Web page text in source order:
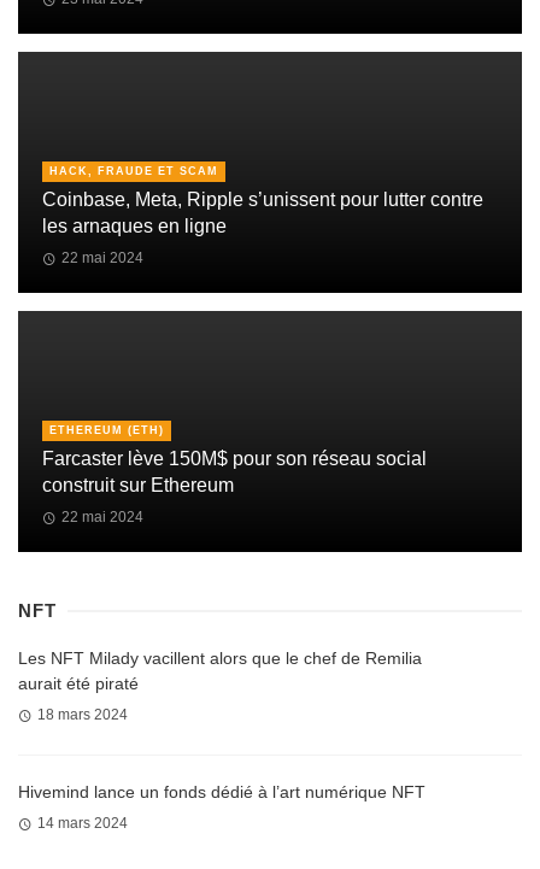
HACK, FRAUDE ET SCAM
Coinbase, Meta, Ripple s’unissent pour lutter contre
les arnaques en ligne
22 mai 2024
ETHEREUM (ETH)
Farcaster lève 150M$ pour son réseau social
construit sur Ethereum
22 mai 2024
NFT
Les NFT Milady vacillent alors que le chef de Remilia
aurait été piraté
18 mars 2024
Hivemind lance un fonds dédié à l’art numérique NFT
14 mars 2024